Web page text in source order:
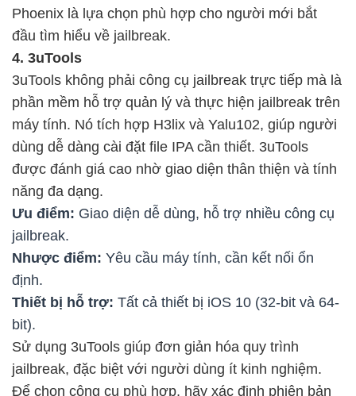
Phoenix là lựa chọn phù hợp cho người mới bắt
đầu tìm hiểu về jailbreak.
4. 3uTools
3uTools không phải công cụ jailbreak trực tiếp mà là
phần mềm hỗ trợ quản lý và thực hiện jailbreak trên
máy tính. Nó tích hợp H3lix và Yalu102, giúp người
dùng dễ dàng cài đặt file IPA cần thiết. 3uTools
được đánh giá cao nhờ giao diện thân thiện và tính
năng đa dạng.
Ưu điểm: Giao diện dễ dùng, hỗ trợ nhiều công cụ
jailbreak.
Nhược điểm: Yêu cầu máy tính, cần kết nối ổn
định.
Thiết bị hỗ trợ: Tất cả thiết bị iOS 10 (32-bit và 64-
bit).
Sử dụng 3uTools giúp đơn giản hóa quy trình
jailbreak, đặc biệt với người dùng ít kinh nghiệm.
Để chọn công cụ phù hợp, hãy xác định phiên bản